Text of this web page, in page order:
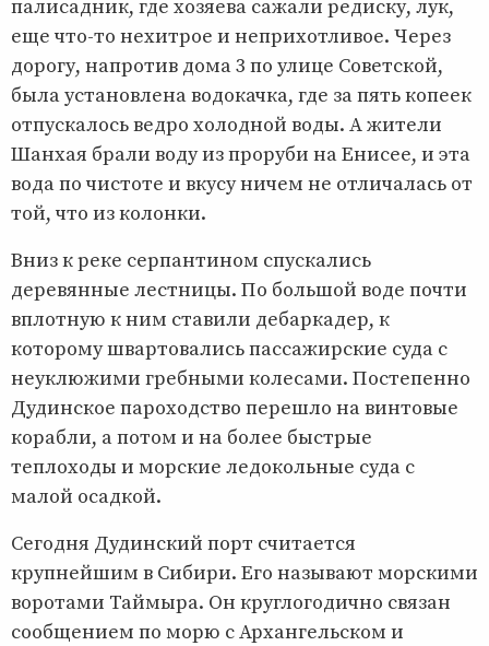
палисадник, где хозяева сажали редиску, лук,
еще что-то нехитрое и неприхотливое. Через
дорогу, напротив дома 3 по улице Советской,
была установлена водокачка, где за пять копеек
отпускалось ведро холодной воды. А жители
Шанхая брали воду из проруби на Енисее, и эта
вода по чистоте и вкусу ничем не отличалась от
той, что из колонки.
Вниз к реке серпантином спускались
деревянные лестницы. По большой воде почти
вплотную к ним ставили дебаркадер, к
которому швартовались пассажирские суда с
неуклюжими гребными колесами. Постепенно
Дудинское пароходство перешло на винтовые
корабли, а потом и на более быстрые
теплоходы и морские ледокольные суда с
малой осадкой.
Сегодня Дудинский порт считается
крупнейшим в Сибири. Его называют морскими
воротами Таймыра. Он круглогодично связан
сообщением по морю с Архангельском и